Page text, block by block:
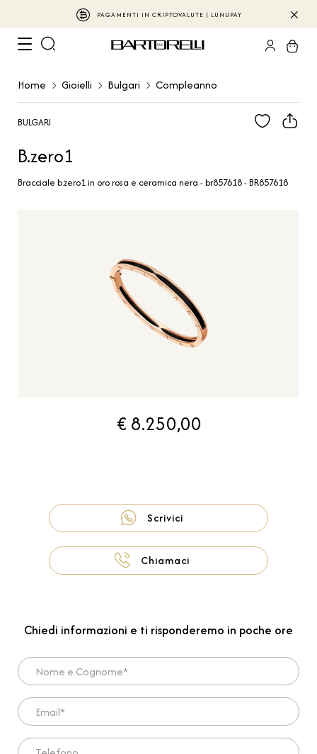
PAGAMENTI IN CRIPTOVALUTE | LUNUPAY
Home Gioielli Bulgari Compleanno
BULGARI
B.zero1
Bracciale b.zero1 in oro rosa e ceramica nera - br857618 - BR857618
€ 8.250,00
Scrivici
Chiamaci
Chiedi informazioni e ti risponderemo in poche ore
Nome e Cognome*
Email*
Telefono